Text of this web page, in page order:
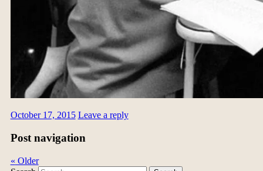
October 17, 2015 Leave a reply
Post navigation
« Older